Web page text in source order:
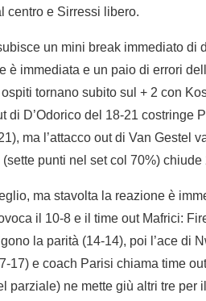
centro e Sirressi libero.
un mini break immediato di
è immediata e un paio di errori
tornano subito sul + 2 con
D’Odorico del 18-21 costringe
ma l’attacco out di Van Gestel
punti nel set col 70%) chiude
ma stavolta la reazione è
il 10-8 e il time out Mafrici:
la parità (14-14), poi l’ace di
17) e coach Parisi chiama time
parziale) ne mette giù altri tre per